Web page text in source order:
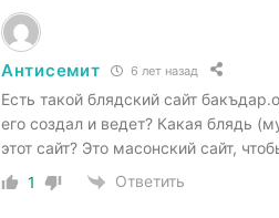
Антисемит 6 лет назад
Есть такой блядский сайт
его создал и ведет? Какая блядь
этот сайт? Это масонский сайт,
1
Ответить